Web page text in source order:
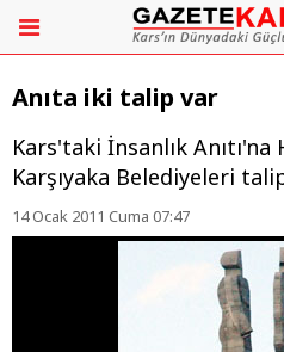
Anıta iki talip var
Kars'taki İnsanlık Anıtı'na
Karşıyaka Belediyeleri
14 Ocak 2011 Cuma 07:47